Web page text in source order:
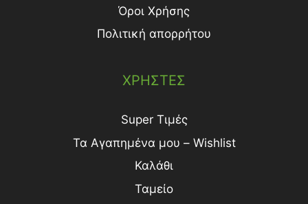
Όροι Χρήσης
Πολιτική απορρήτου
ΧΡΗΣΤΕΣ
Super Τιμές
Τα Αγαπημένα μου – Wishlist
Καλάθι
Ταμείο